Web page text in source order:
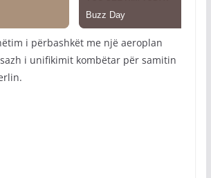
i përbashkët me një aeroplan
i unifikimit kombëtar për samitin